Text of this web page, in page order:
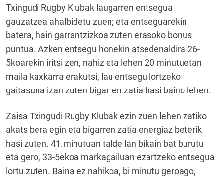
Txingudi Rugby Klubak laugarren entsegua
gauzatzea ahalbidetu zuen; eta entseguarekin
batera, hain garrantzizkoa zuten erasoko bonus
puntua. Azken entsegu honekin atsedenaldira 26-
5koarekin iritsi zen, nahiz eta lehen 20 minutuetan
maila kaxkarra erakutsi, lau entsegu lortzeko
gaitasuna izan zuten bigarren zatia hasi baino lehen.
Zaisa Txingudi Rugby Klubak ezin zuen lehen zatiko
akats bera egin eta bigarren zatia energiaz beterik
hasi zuten. 41.minutuan talde lan bikain bat burutu
eta gero, 33-5ekoa markagailuan ezartzeko entsegua
lortu zuten. Baina ez nahikoa, bi minutu geroago,